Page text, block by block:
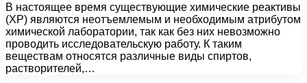
В настоящее время существующие химические реактивы
(ХР) являются неотъемлемым и необходимым атрибутом
химической лаборатории, так как без них невозможно
проводить исследовательскую работу. К таким
веществам относятся различные виды спиртов,
растворителей,…